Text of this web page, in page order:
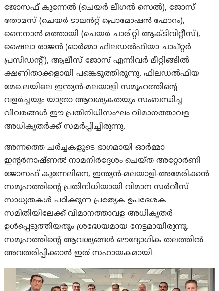
ജോസഫ് കുന്നേൽ (ചെയർ ലീഗൽ സെൽ), ജോസ്
തോമസ് (ചെയർ ടാലൻറ്റ് പ്രൊമോഷൻ ഫോറം),
നൈനാൻ മത്തായി (ചെയർ ചാരിറ്റി ആക്ടിവിറ്റീസ്),
ഷൈലാ രാജൻ (ഓർമ്മാ ഫിലഡൽഫിയാ ചാപ്‌റ്റർ
പ്രസിഡൻ്റ്), ആലീസ് ജോസ് എന്നിവർ മീറ്റിങ്ങിൽ
ക്ഷണിതാക്കളായി പങ്കെടുത്തിരുന്നു. ഫിലഡൽഫിയ
മേഖലയിലെ ഇന്ത്യൻ-മലയാളി സമൂഹത്തിന്റെ
വളർച്ചയും യാത്രാ ആവശ്യകതയും സംബന്ധിച്ച
വിവരങ്ങൾ ഈ പ്രതിനിധിസംഘം വിമാനത്താവള
അധികൃതർക്ക് സമർപ്പിച്ചിരുന്നു.
അന്നത്തെ ചർച്ചകളുടെ ഭാഗമായി ഓർമ്മാ
ഇൻ്റർനാഷ്ണൽ നാമനിർദ്ദേശം ചെയ്ത അറ്റോർണി
ജോസഫ് കുന്നേലിനെ, ഇന്ത്യൻ-മലയാളി-അമേരിക്കൻ
സമൂഹത്തിന്റെ പ്രതിനിധിയായി വിമാന സർവീസ്
സാധ്യതകൾ പഠിക്കുന്ന പ്രത്യേക ഉപദേശക
സമിതിയിലേക്ക് വിമാനത്താവള അധികൃതർ
ഉൾപ്പെടുത്തിയതും ശ്രദ്ധേയമായ നേട്ടമായിരുന്നു.
സമൂഹത്തിന്റെ ആവശ്യങ്ങൾ ഔദ്യോഗിക തലത്തിൽ
അവതരിപ്പിക്കാൻ ഇത് സഹായകമായി.